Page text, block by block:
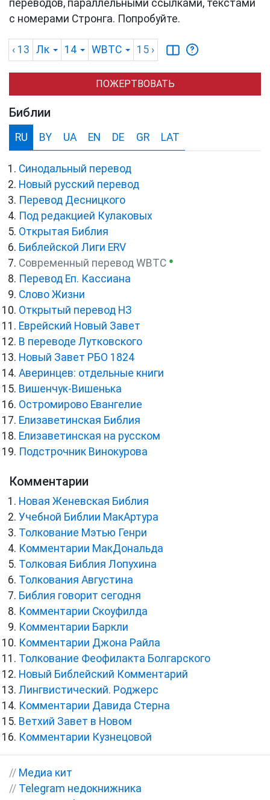
переводов, параллельными ссылками, текстами
с номерами Стронга. Попробуйте.
‹ 13 Лк 14 WBTC 15 ›
ПОЖЕРТВОВАТЬ
Библии
RU BY UA EN DE GR LAT
Синодальный перевод
Новый русский перевод
Перевод Десницкого
Под редакцией Кулаковых
Открытая Библия
Библейской Лиги ERV
Cовременный перевод WBTC ●
Перевод Еп. Кассиана
Слово Жизни
Открытый перевод НЗ
Еврейский Новый Завет
В переводе Лутковского
Новый Завет РБО 1824
Аверинцев: отдельные книги
Вишенчук-Вишенька
Остромирово Евангелие
Елизаветинская Библия
Елизаветинская на русском
Подстрочник Винокурова
Комментарии
Новая Женевская Библия
Учебной Библии МакАртура
Толкование Мэтью Генри
Комментарии МакДональда
Толковая Библия Лопухина
Толкования Августина
Библия говорит сегодня
Комментарии Скоуфилда
Комментарии Баркли
Комментарии Джона Райла
Толкование Феофилакта Болгарского
Новый Библейский Комментарий
Лингвистический. Роджерс
Комментарии Давида Стерна
Ветхий Завет в Новом
Комментарии Кузнецовой
// Медиа кит
// Telegram недокнижника